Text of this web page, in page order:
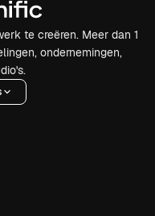
te creëren. Meer dan 1
ondernemingen,